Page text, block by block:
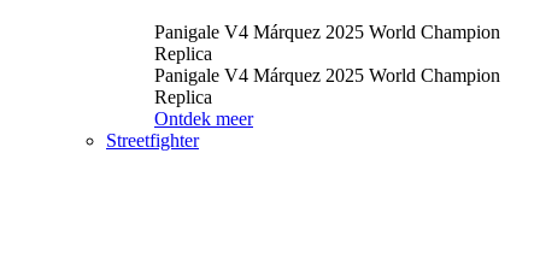
Panigale V4 Márquez 2025 World Champion
Replica
Panigale V4 Márquez 2025 World Champion
Replica
Ontdek meer
Streetfighter